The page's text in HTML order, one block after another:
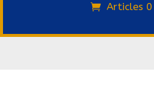
Articles 0